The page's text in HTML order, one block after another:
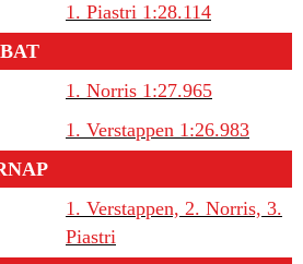
1. Piastri 1:28.114
1. Norris 1:27.965
1. Verstappen 1:26.983
1. Verstappen, 2. Norris, 3.
Piastri